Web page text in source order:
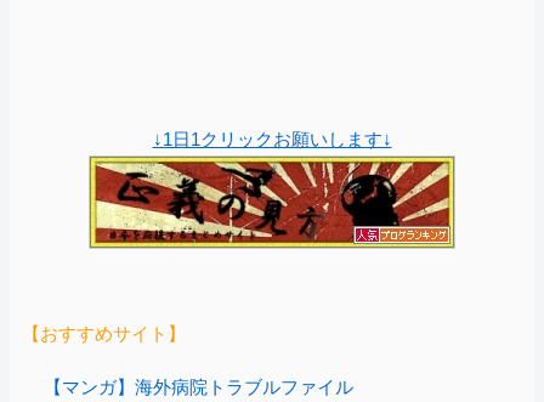
↓1日1クリックお願いします↓
【おすすめサイト】
【マンガ】海外病院トラブルファイル